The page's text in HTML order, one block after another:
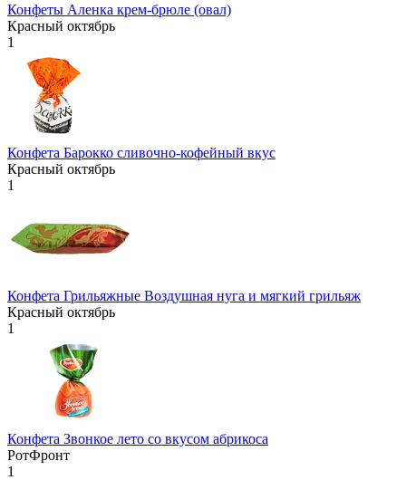
Конфеты Аленка крем-брюле (овал)
Красный октябрь
1
Конфета Барокко сливочно-кофейный вкус
Красный октябрь
1
Конфета Грильяжные Воздушная нуга и мягкий грильяж
Красный октябрь
1
Конфета Звонкое лето со вкусом абрикоса
РотФронт
1